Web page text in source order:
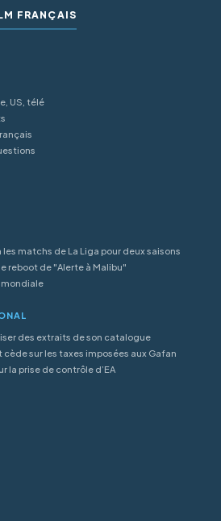
FRANÇAIS
US, télé
matchs de La Liga pour deux saisons
reboot de "Alerte à Malibu"
mondiale
des extraits de son catalogue
sur les taxes imposées aux Gafan
la prise de contrôle d’EA